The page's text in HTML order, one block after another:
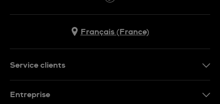
Français (France)
Service clients
Entreprise